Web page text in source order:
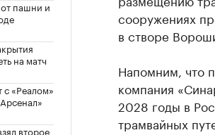
пашни и
на матч
с «Реалом»
второе
сооружениях
в створе
Напомним, что
компания
2028 годы в
трамвайных